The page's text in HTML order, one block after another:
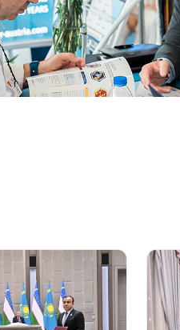
мероприятий
Business in
выставки
Эффективное участие в
выставках
Официальный
авиаперевозчик